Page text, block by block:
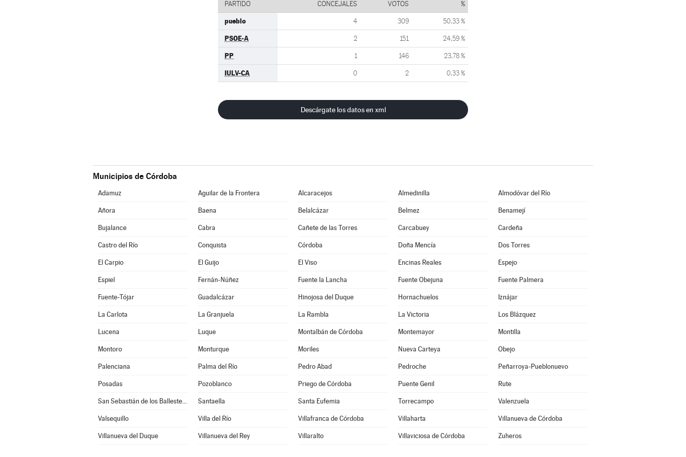
PARTIDO CONCEJALES VOTOS %
pueblo 4 309 50,33 %
PSOE-A 2 151 24,59 %
PP 1 146 23,78 %
IULV-CA 0 2 0,33 %
Descárgate los datos en xml
Municipios de Córdoba
Adamuz Aguilar de la Frontera Alcaracejos Almedinilla Almodóvar del Río
Añora Baena Belalcázar Belmez Benamejí
Bujalance Cabra Cañete de las Torres Carcabuey Cardeña
Castro del Río Conquista Córdoba Doña Mencía Dos Torres
El Carpio El Guijo El Viso Encinas Reales Espejo
Espiel Fernán-Núñez Fuente la Lancha Fuente Obejuna Fuente Palmera
Fuente-Tójar Guadalcázar Hinojosa del Duque Hornachuelos Iznájar
La Carlota La Granjuela La Rambla La Victoria Los Blázquez
Lucena Luque Montalbán de Córdoba Montemayor Montilla
Montoro Monturque Moriles Nueva Carteya Obejo
Palenciana Palma del Río Pedro Abad Pedroche Peñarroya-Pueblonuevo
Posadas Pozoblanco Priego de Córdoba Puente Genil Rute
San Sebastián de los Ballesteros Santaella Santa Eufemia Torrecampo Valenzuela
Valsequillo Villa del Río Villafranca de Córdoba Villaharta Villanueva de Córdoba
Villanueva del Duque Villanueva del Rey Villaralto Villaviciosa de Córdoba Zuheros